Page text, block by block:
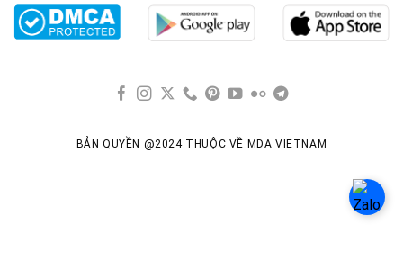
BẢN QUYỀN @2024 THUỘC VỀ MDA VIETNAM